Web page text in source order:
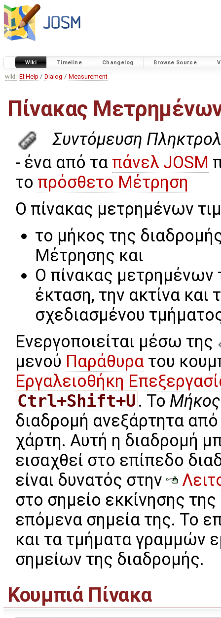
Wiki Timeline Changelog Browse Source
wiki: El:Help / Dialog / Measurement
Πίνακας
Συντόμευση
- ένα από τα πάνελ JOSM
το πρόσθετο Μέτρηση
Ο πίνακας μετρημένων
το μήκος της
Μέτρησης και
Ο πίνακας μετρημένων
έκταση, την ακτίνα και
σχεδιασμένου
Ενεργοποιείται μέσω της
μενού Παράθυρα του
Εργαλειοθήκη
Ctrl+Shift+U . Το
διαδρομή ανεξάρτητα
χάρτη. Αυτή η διαδρομή
εισαχθεί στο επίπεδο
είναι δυνατός στην
στο σημείο εκκίνησης
επόμενα σημεία της. Το
και τα τμήματα γραμμών
σημείων της διαδρομής.
Κουμπιά Πίνακα